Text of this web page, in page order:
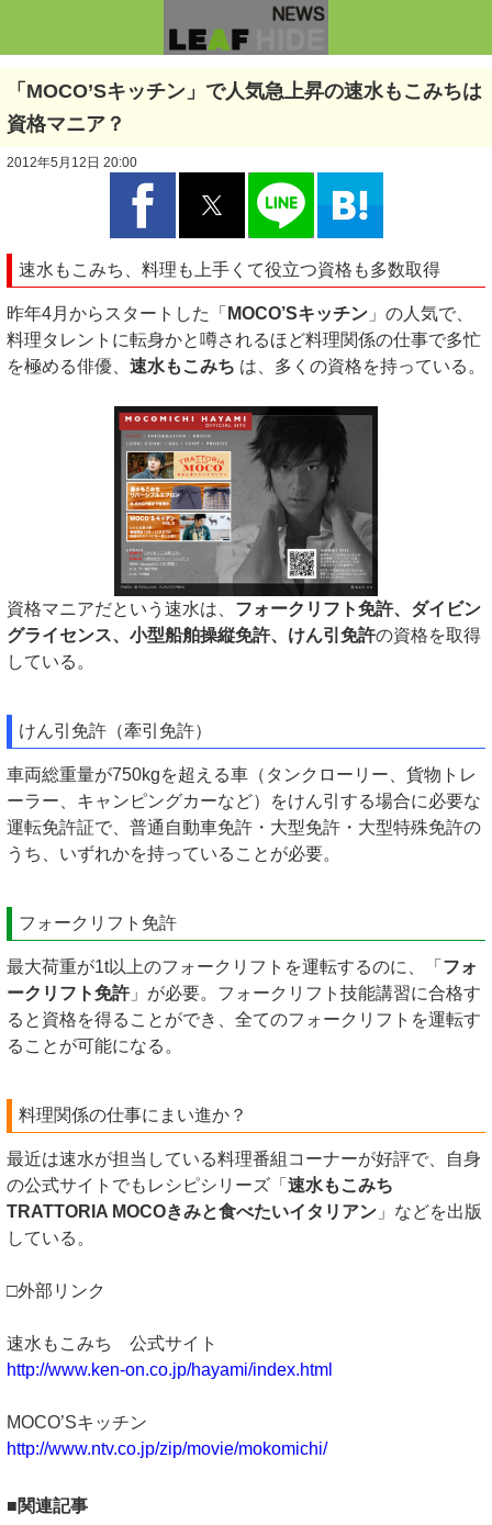
「MOCO’Sキッチン」で人気急上昇の速水もこみちは
資格マニア？
2012年5月12日 20:00
速水もこみち、料理も上手くて役立つ資格も多数取得
昨年4月からスタートした「 MOCO’Sキッチン 」の人気で、
料理タレントに転身かと噂されるほど料理関係の仕事で多忙
を極める俳優、 速水もこみち は、多くの資格を持っている。
資格マニアだという速水は、 フォークリフト免許、ダイビン
グライセンス、小型船舶操縦免許、けん引免許の資格を取得
している。
けん引免許（牽引免許）
車両総重量が750kgを超える車（タンクローリー、貨物トレ
ーラー、キャンピングカーなど）をけん引する場合に必要な
運転免許証で、普通自動車免許・大型免許・大型特殊免許の
うち、いずれかを持っていることが必要。
フォークリフト免許
最大荷重が1t以上のフォークリフトを運転するのに、「 フォ
ークリフト免許」が必要。フォークリフト技能講習に合格す
ると資格を得ることができ、全てのフォークリフトを運転す
ることが可能になる。
料理関係の仕事にまい進か？
最近は速水が担当している料理番組コーナーが好評で、自身
の公式サイトでもレシピシリーズ「 速水もこみち
TRATTORIA MOCOきみと食べたいイタリアン 」などを出版
している。
□外部リンク
速水もこみち 公式サイト
http://www.ken-on.co.jp/hayami/index.html
MOCO’Sキッチン
http://www.ntv.co.jp/zip/movie/mokomichi/
■関連記事